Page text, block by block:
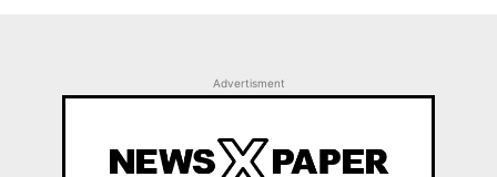
Advertisment